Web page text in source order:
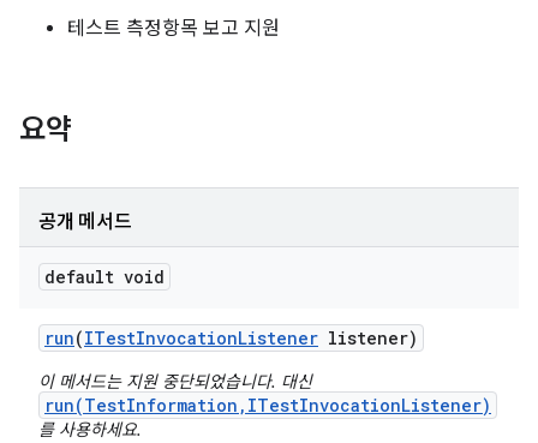
테스트 측정항목 보고 지원
요약
공개 메서드
default void
run(ITestInvocationListener listener)
이 메서드는 지원 중단되었습니다. 대신
run(TestInformation,ITestInvocationListener)
를 사용하세요.